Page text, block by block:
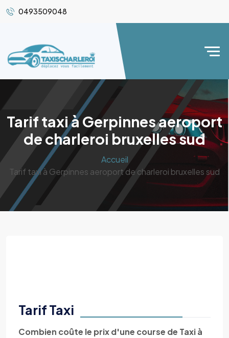
0493509048
Tarif taxi à Gerpinnes aeroport
de charleroi bruxelles sud
Accueil
Tarif taxi à Gerpinnes aeroport de charleroi bruxelles sud
Tarif Taxi
Combien coûte le prix d'une course de Taxi à